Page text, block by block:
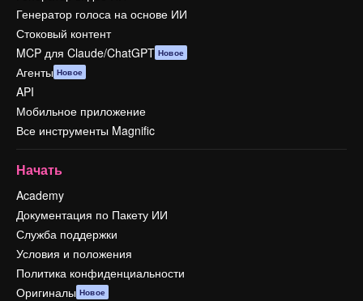
Генератор голоса на основе ИИ
Стоковый контент
MCP для Claude/ChatGPT Новое
Агенты Новое
API
Мобильное приложение
Все инструменты Magnific
Начать
Academy
Документация по Пакету ИИ
Служба поддержки
Условия и положения
Политика конфиденциальности
Оригиналы Новое